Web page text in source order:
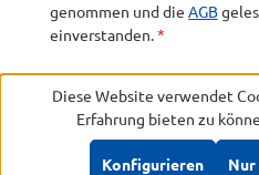
genommen und die AGB
einverstanden.*
Die mit einem Stern (*)
Diese Website verwendet
Erfahrung bieten zu
Konfigurieren